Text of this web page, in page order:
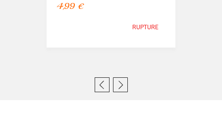
4,99 €
RUPTURE